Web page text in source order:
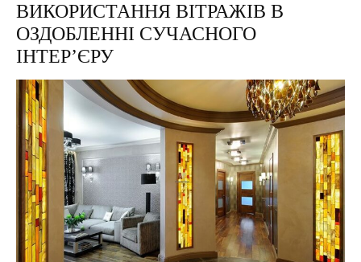
ВИКОРИСТАННЯ ВІТРАЖІВ В
ОЗДОБЛЕННІ СУЧАСНОГО
ІНТЕР’ЄРУ